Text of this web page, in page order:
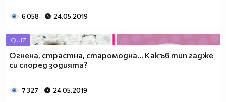
6 058 24.05.2019
QUIZ
Огнена, страстна, старомодна... Какъв тип гадже
си според зодията?
7 327 24.05.2019